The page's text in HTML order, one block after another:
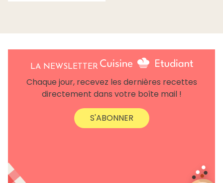
LA NEWSLETTER
Chaque jour, recevez les dernières recettes
directement dans votre boîte mail !
S'ABONNER